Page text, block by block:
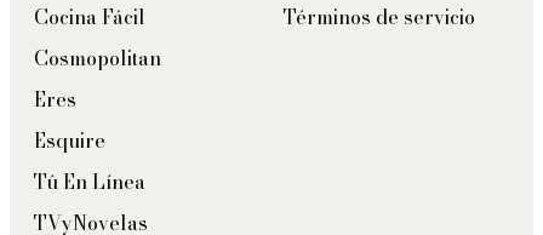
Cocina Fácil
Cosmopolitan
Eres
Esquire
Tú En Línea
TVyNovelas
Términos de servicio